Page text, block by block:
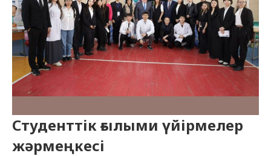
Студенттік ғылыми үйірмелер
жәрмеңкесі